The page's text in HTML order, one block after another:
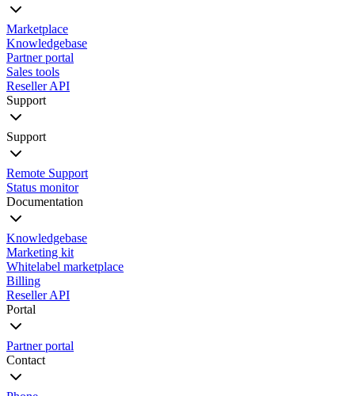
Marketplace
Knowledgebase
Partner portal
Sales tools
Reseller API
Support
Support
Remote Support
Status monitor
Documentation
Knowledgebase
Marketing kit
Whitelabel marketplace
Billing
Reseller API
Portal
Partner portal
Contact